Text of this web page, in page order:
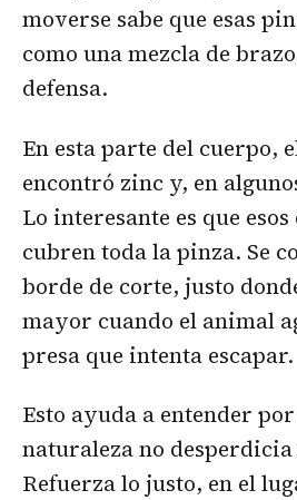
moverse sabe que esas
como una mezcla de
defensa.
En esta parte del cuerpo,
encontró zinc y, en
Lo interesante es que
cubren toda la pinza. Se
borde de corte, justo
mayor cuando el animal
presa que intenta escapar.
Esto ayuda a entender
naturaleza no
Refuerza lo justo, en el